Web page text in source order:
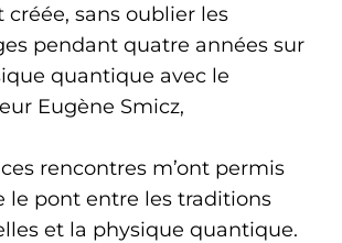
créée, sans oublier les
pendant quatre années sur
quantique avec le
Eugène Smicz,
rencontres m’ont permis
le pont entre les traditions
et la physique quantique.